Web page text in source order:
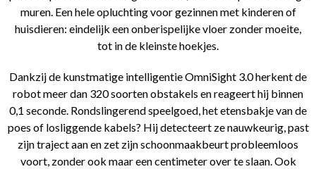
muren. Een hele opluchting voor gezinnen met kinderen of
huisdieren: eindelijk een onberispelijke vloer zonder moeite,
tot in de kleinste hoekjes.
Dankzij de kunstmatige intelligentie OmniSight 3.0 herkent de
robot meer dan 320 soorten obstakels en reageert hij binnen
0,1 seconde. Rondslingerend speelgoed, het etensbakje van de
poes of losliggende kabels? Hij detecteert ze nauwkeurig, past
zijn traject aan en zet zijn schoonmaakbeurt probleemloos
voort, zonder ook maar een centimeter over te slaan. Ook